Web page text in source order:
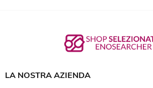
LA NOSTRA AZIENDA